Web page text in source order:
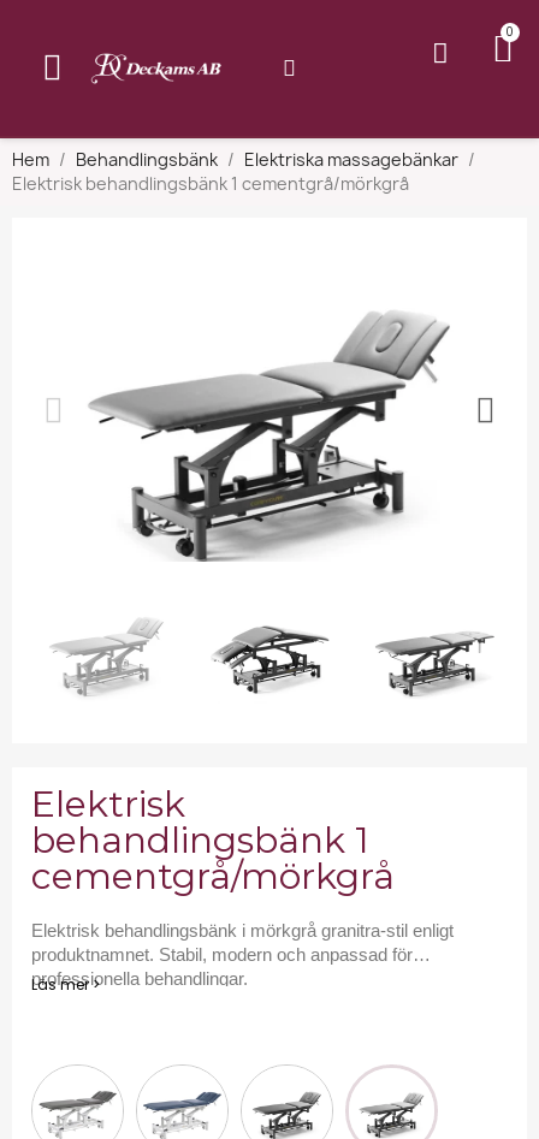
Hem Behandlingsbänk
Elektriska massagebänkar
Elektrisk behandlingsbänk 1 cementgrå/mörkgrå
Elektrisk
behandlingsbänk 1
cementgrå/mörkgrå
Elektrisk behandlingsbänk i mörkgrå granitra-stil enligt
produktnamnet. Stabil, modern och anpassad för
professionella behandlingar.
Läs mer >